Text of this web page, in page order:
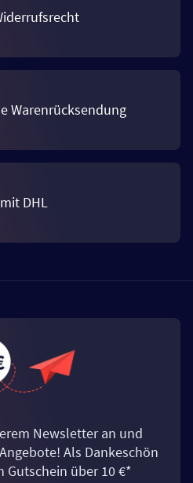
Warenrücksendung
DHL
Newsletter an und
Als Dankeschön
Gutschein über 10 €*